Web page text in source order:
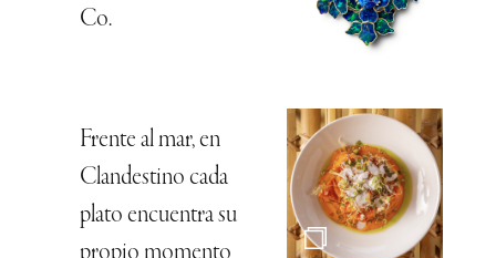
Co.
Frente al mar, en
Clandestino cada
plato encuentra su